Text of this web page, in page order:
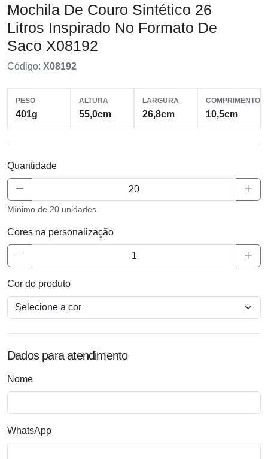
Mochila De Couro Sintético 26
Litros Inspirado No Formato De
Saco X08192
Código: X08192
PESO
401g
ALTURA
55,0cm
LARGURA
26,8cm
COMPRIMENTO
10,5cm
Quantidade
Mínimo de 20 unidades.
Cores na personalização
Cor do produto
Dados para atendimento
Nome
WhatsApp